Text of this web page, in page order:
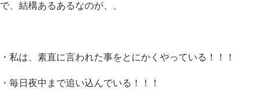
で、結構あるあるなのが、、
・私は、素直に言われた事をとにかくやっている！！！
・毎日夜中まで追い込んでいる！！！